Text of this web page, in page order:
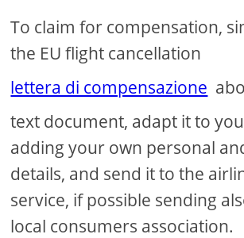
To claim for compensation,
the EU flight cancellation
lettera di compensazione
text document, adapt it to
adding your own personal
details, and send it to the
service, if possible sending
local consumers association.